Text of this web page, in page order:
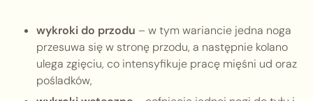
wykroki do przodu – w tym wariancie jedna noga
przesuwa się w stronę przodu, a następnie kolano
ulega zgięciu, co intensyfikuje pracę mięśni ud oraz
pośladków,